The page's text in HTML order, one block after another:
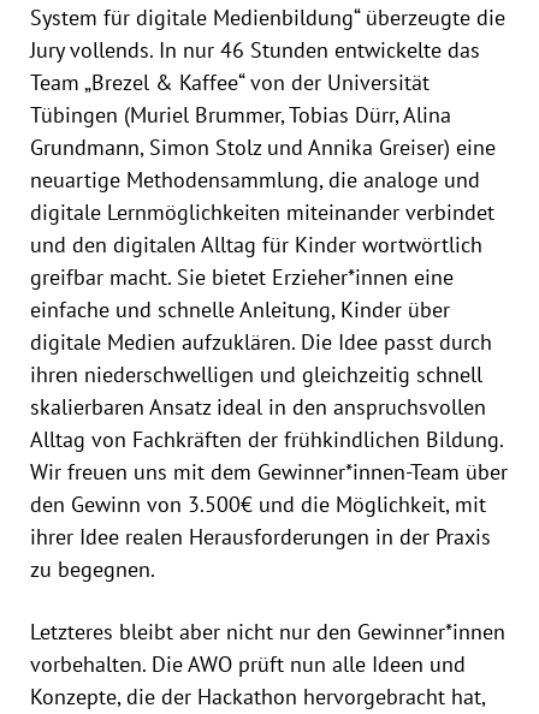
System für digitale Medienbildung“ überzeugte die
Jury vollends. In nur 46 Stunden entwickelte das
Team „Brezel & Kaffee“ von der Universität
Tübingen (Muriel Brummer, Tobias Dürr, Alina
Grundmann, Simon Stolz und Annika Greiser) eine
neuartige Methodensammlung, die analoge und
digitale Lernmöglichkeiten miteinander verbindet
und den digitalen Alltag für Kinder wortwörtlich
greifbar macht. Sie bietet Erzieher*innen eine
einfache und schnelle Anleitung, Kinder über
digitale Medien aufzuklären. Die Idee passt durch
ihren niederschwelligen und gleichzeitig schnell
skalierbaren Ansatz ideal in den anspruchsvollen
Alltag von Fachkräften der frühkindlichen Bildung.
Wir freuen uns mit dem Gewinner*innen-Team über
den Gewinn von 3.500€ und die Möglichkeit, mit
ihrer Idee realen Herausforderungen in der Praxis
zu begegnen.
Letzteres bleibt aber nicht nur den Gewinner*innen
vorbehalten. Die AWO prüft nun alle Ideen und
Konzepte, die der Hackathon hervorgebracht hat,